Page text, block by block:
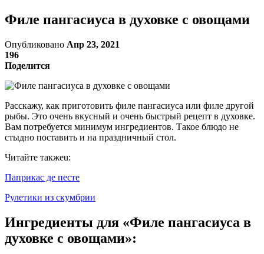
Филе пангасиуса в духовке с овощами
Опубликовано Апр 23, 2021
196
Поделится
Расскажу, как приготовить филе пангасиуса или филе другой
рыбы. Это очень вкусный и очень быстрый рецепт в духовке.
Вам потребуется минимум ингредиентов. Такое блюдо не
стыдно поставить и на праздничный стол.
Читайте такжеu:
Паприкас де песте
Рулетики из скумбрии
Ингредиенты для «Филе пангасиуса в
духовке с овощами»: